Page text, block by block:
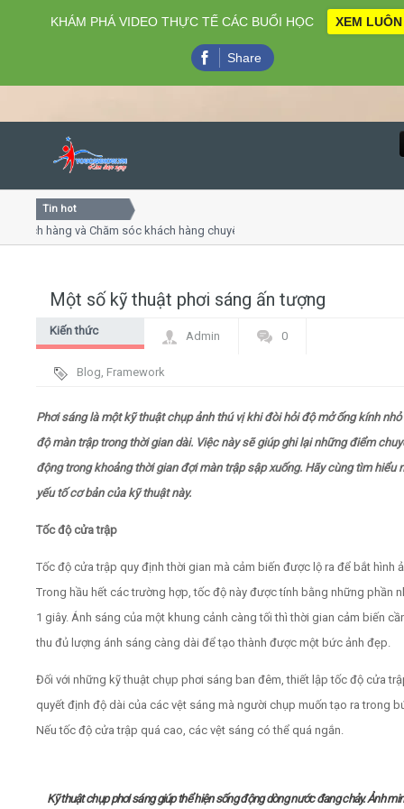
Close
Home
Giới thiệu
Video
Kiến thức
Liên hệ - Đăng ký
Tìm kiếm
Tin hot
hàng và Chăm sóc khách hàng chuyên nghiệp
Một số kỹ thuật phơi sáng ấn tượng
Kiến thức
Admin 0
Blog, Framework
Phơi sáng là một kỹ thuật chụp ảnh thú vị khi đòi hỏi độ mở ống kính nhỏ
độ màn trập trong thời gian dài. Việc này sẽ giúp ghi lại những điểm
động trong khoảng thời gian đợi màn trập sập xuống. Hãy cùng tìm hiểu
yếu tố cơ bản của kỹ thuật này.
Tốc độ cửa trập
Tốc độ cửa trập quy định thời gian mà cảm biến được lộ ra để bắt hình
Trong hầu hết các trường hợp, tốc độ này được tính bằng những phần
1 giây. Ánh sáng của một khung cảnh càng tối thì thời gian cảm biến
thu đủ lượng ánh sáng càng dài để tạo thành được một bức ảnh đẹp.
Đối với những kỹ thuật chụp phơi sáng ban đêm, thiết lập tốc độ cửa
quyết định độ dài của các vệt sáng mà người chụp muốn tạo ra trong
Nếu tốc độ cửa trập quá cao, các vệt sáng có thể quá ngắn.
Kỹ thuật chụp phơi sáng giúp thể hiện sống động dòng nước đang chảy. Ảnh
KHÁM PHÁ VIDEO THỰC TẾ CÁC BUỔI HỌC XEM LUÔN
Share